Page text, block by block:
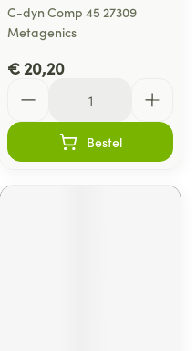
C-dyn Comp 45 27309
Metagenics
€ 20,20
Bestel